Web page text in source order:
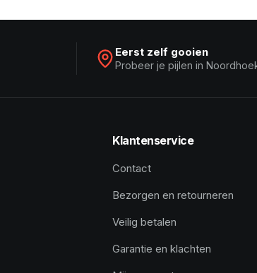
Eerst zelf gooien
Probeer je pijlen in
Klantenservice
Contact
Bezorgen en retourneren
Veilig betalen
Garantie en klachten